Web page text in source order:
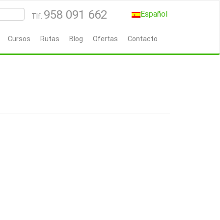
Español
Tlf. 958 091 662
Cursos Rutas Blog Ofertas Contacto